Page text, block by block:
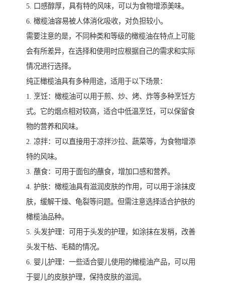
5. 口感醇厚，具有特的风味，可以为食物增添美味。
6. 橄榄油容易被人体消化吸收，对负担较小。
需要注意的是，不同种类和等级的橄榄油在特点上可能
会有所差异，在选择和使用时应根据自己的需求和实际
情况进行选择。
纯正橄榄油具有多种用途，适用于以下场景：
1. 烹饪：橄榄油可以用于煎、炒、烤、炸等多种烹饪方
式。它的烟点相对较高，适合中低温烹饪，可以保留食
物的营养和风味。
2. 凉拌：可以直接用于凉拌沙拉、蔬菜等，为食物增添
特的风味。
3. 蘸食：可用于面包的蘸食，增加口感和营养。
4. 护肤：橄榄油具有滋润皮肤的作用，可以用于涂抹皮
肤，缓解干燥、龟裂等问题。但需注意选择适合护肤的
橄榄油品种。
5. 头发护理：可用于头发的护理，如涂抹在发梢，改善
头发干枯、毛糙的情况。
6. 婴儿护理：一些适合婴儿使用的橄榄油产品，可以用
于婴儿的皮肤护理，保持皮肤的滋润。